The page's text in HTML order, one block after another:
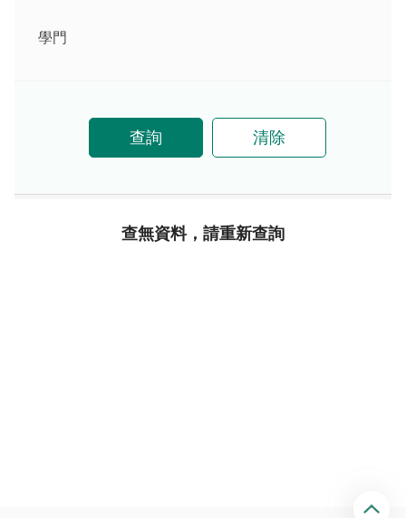
學門
查詢 清除
查無資料，請重新查詢
回
頂
端